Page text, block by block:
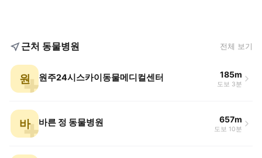
근처 동물병원 전체 보기
원 원주24시스카이동물메디컬센터 185m
도보 3분
바 바른 정 동물병원 657m
도보 10분